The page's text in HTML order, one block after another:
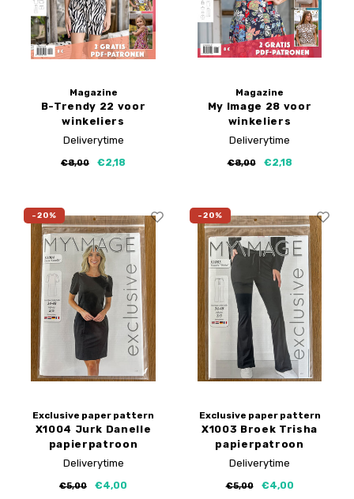
Magazine
B-Trendy 22 voor
winkeliers
Deliverytime
€8,00 €2,18
Magazine
My Image 28 voor
winkeliers
Deliverytime
€8,00 €2,18
-20%
Exclusive paper pattern
X1004 Jurk Danelle
papierpatroon
Deliverytime
€5,00 €4,00
-20%
Exclusive paper pattern
X1003 Broek Trisha
papierpatroon
Deliverytime
€5,00 €4,00